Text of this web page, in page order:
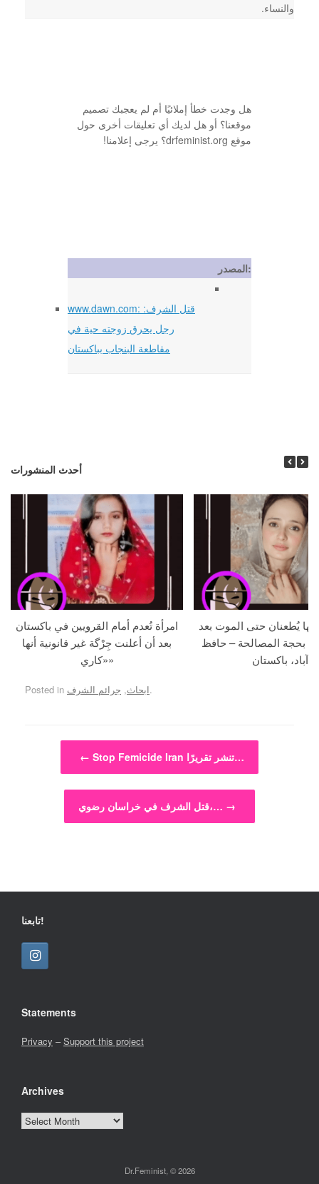
والنساء.
هل وجدت خطأ إملائيًا أم لم يعجبك تصميم
موقعنا؟ أو هل لديك أي تعليقات أخرى حول
موقع drfeminist.org؟ يرجى إعلامنا!
المصدر:
www.dawn.com: قتل الشرف:
رجل يحرق زوجته حية في
مقاطعة البنجاب بباكستان
أحدث المنشورات
امرأة تُعدم أمام القرويين في باكستان
بعد أن أعلنت جِرْگة غير قانونية أنها
«كاري»
يُطعنان حتى الموت بعد
بحجة المصالحة – حافظ
آباد، باكستان
Posted in ابحاث, جرائم الشرف .
Post navigation
← Stop Femicide Iran تنشر تقريرًا…
قتل الشرف في خراسان رضوي،… →
تابعنا!
Statements
Privacy –Support this project
Archives
Archives
Dr.Feminist, © 2026